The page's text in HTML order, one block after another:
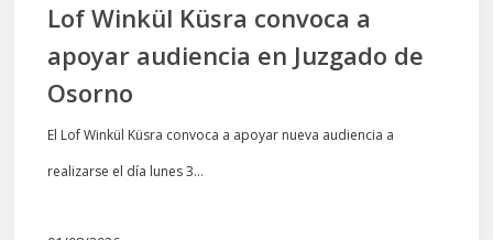
Lof Winkül Küsra convoca a
apoyar audiencia en Juzgado de
Osorno
El Lof Winkül Küsra convoca a apoyar nueva audiencia a
realizarse el día lunes 3…